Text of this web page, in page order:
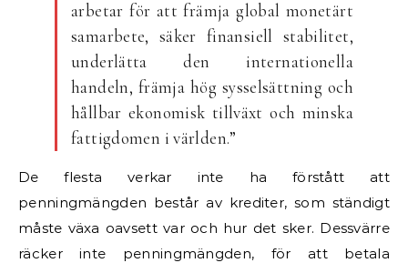
arbetar för att främja global monetärt
samarbete, säker finansiell stabilitet,
underlätta den internationella
handeln, främja hög sysselsättning och
hållbar ekonomisk tillväxt och minska
fattigdomen i världen.”
De flesta verkar inte ha förstått att
penningmängden består av krediter, som ständigt
måste växa oavsett var och hur det sker. Dessvärre
räcker inte penningmängden, för att betala